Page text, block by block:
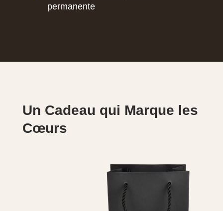
permanente
Un Cadeau qui Marque les
Cœurs